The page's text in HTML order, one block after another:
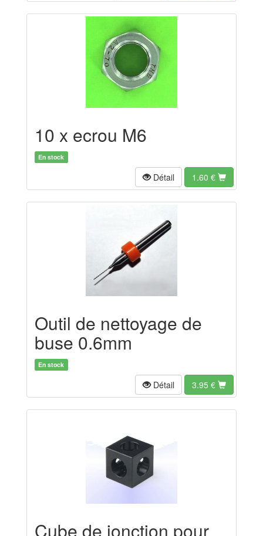
10 x ecrou M6
En stock
Détail 1.60 €
Outil de nettoyage de
buse 0.6mm
En stock
Détail 3.95 €
Cube de jonction pour